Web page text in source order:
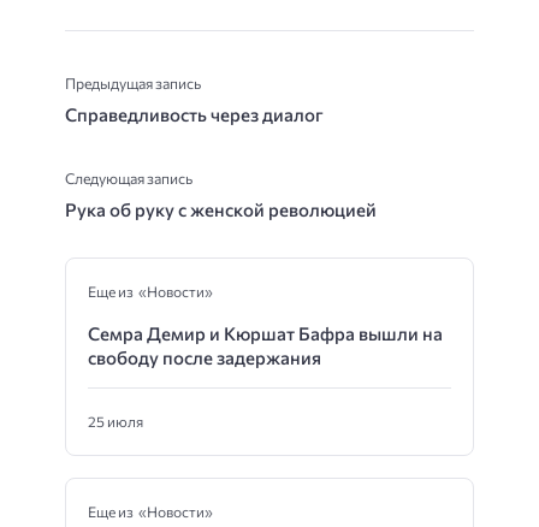
Предыдущая запись
Справедливость через диалог
Следующая запись
Рука об руку с женской революцией
Еще из «Новости»
Семра Демир и Кюршат Бафра вышли на
свободу после задержания
25 июля
Еще из «Новости»